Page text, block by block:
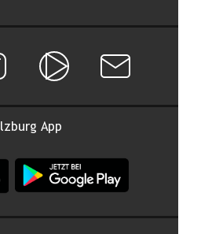
App
im Apple App Store
App Land Salzburg im
von Land Salzburg
Seite von Land Salzburg
Salzburg ONNewsletter